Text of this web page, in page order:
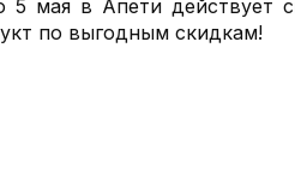
мая в Апети действует
по выгодным скидкам!